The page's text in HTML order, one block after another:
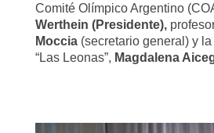
Comité Olímpico Argentino
Werthein (Presidente),
Moccia (secretario general) y
“Las Leonas”, Magdalena